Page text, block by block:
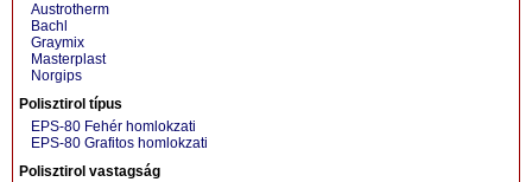
+36 70 424 0199
Austrotherm
Bachl
Graymix
Masterplast
Norgips
Polisztirol típus
EPS-80 Fehér homlokzati
EPS-80 Grafitos homlokzati
Polisztirol vastagság